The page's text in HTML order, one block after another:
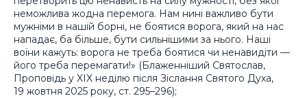
неможлива жодна перемога. Нам нині важливо бути
мужніми в нашій борні, не боятися ворога, який на нас
нападає, ба більше, бути сильнішими за нього. Наші
воїни кажуть: ворога не треба боятися чи ненавидіти —
його треба перемагати!» (Блаженніший Святослав,
Проповідь у XIX неділю після Зіслання Святого Духа,
19 жовтня 2025 року, ст. 295–296);